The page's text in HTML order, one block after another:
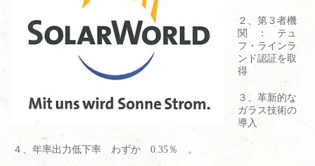
２、第３者機
関 ： テュ
フ・ラインラ
ンド認証を取
得
３、革新的な
ガラス技術の
導入
４、年率出力低下率 わずか 0.35％ 。